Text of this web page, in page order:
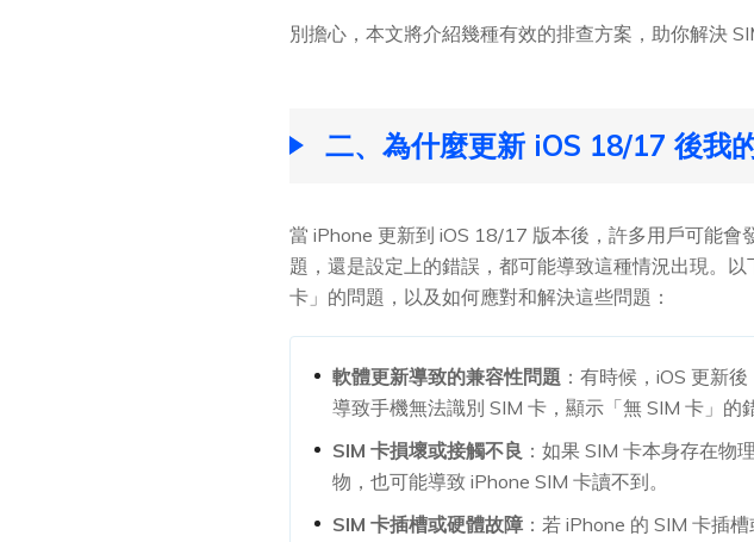
別擔心，本文將介紹幾種有效的排查方案，助你解決
二、為什麼更新 iOS 18/17 後我
當 iPhone 更新到 iOS 18/17 版本後，許多用戶可能
題，還是設定上的錯誤，都可能導致這種情況出現。
卡」的問題，以及如何應對和解決這些問題：
軟體更新導致的兼容性問題 ：有時候，iOS 更新
導致手機無法識別 SIM 卡，顯示「無 SIM 卡」的
SIM 卡損壞或接觸不良 ：如果 SIM 卡本身存在物
物，也可能導致 iPhone SIM 卡讀不到。
SIM 卡插槽或硬體故障 ：若 iPhone 的 SIM 卡插